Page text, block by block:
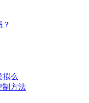
拟么
制方法